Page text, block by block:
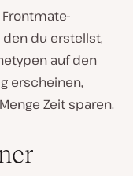
den du erstellst,
auf den
erscheinen,
Zeit sparen.